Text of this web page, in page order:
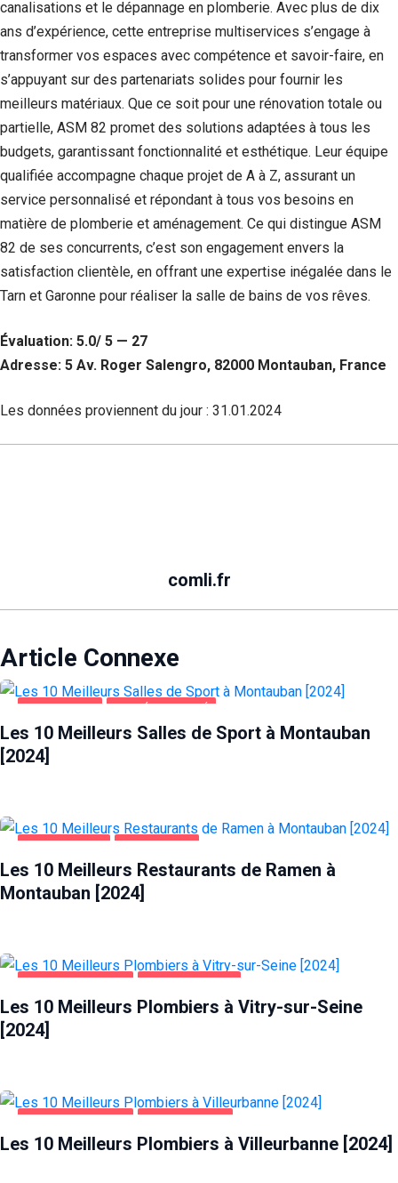
canalisations et le dépannage en plomberie. Avec plus de dix
ans d’expérience, cette entreprise multiservices s’engage à
transformer vos espaces avec compétence et savoir-faire, en
s’appuyant sur des partenariats solides pour fournir les
meilleurs matériaux. Que ce soit pour une rénovation totale ou
partielle, ASM 82 promet des solutions adaptées à tous les
budgets, garantissant fonctionnalité et esthétique. Leur équipe
qualifiée accompagne chaque projet de A à Z, assurant un
service personnalisé et répondant à tous vos besoins en
matière de plomberie et aménagement. Ce qui distingue ASM
82 de ses concurrents, c’est son engagement envers la
satisfaction clientèle, en offrant une expertise inégalée dans le
Tarn et Garonne pour réaliser la salle de bains de vos rêves.
Évaluation: 5.0/ 5 — 27
Adresse: 5 Av. Roger Salengro, 82000 Montauban, France
Les données proviennent du jour : 31.01.2024
comli.fr
Article Connexe
Les 10 Meilleurs Salles de Sport à Montauban
[2024]
Les 10 Meilleurs Restaurants de Ramen à
Montauban [2024]
Les 10 Meilleurs Plombiers à Vitry-sur-Seine
[2024]
Les 10 Meilleurs Plombiers à Villeurbanne [2024]